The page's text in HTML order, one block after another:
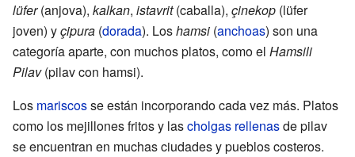
lüfer(anjova), kalkan, istavrit(caballa), çinekop (lüfer
joven) yçipura (dorada). Loshamsi (anchoas) son una
categoría aparte, con muchos platos, como el Hamsili
Pilav(pilav con hamsi).
Los mariscosse están incorporando cada vez más. Platos
como los mejillones fritos y lascholgas rellenasde pilav
se encuentran en muchas ciudades y pueblos costeros.